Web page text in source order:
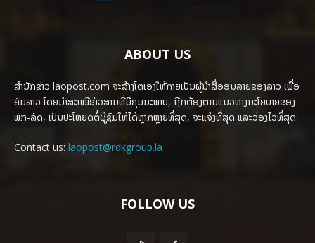
ABOUT US
ສຳນັກຂ່າວ laopost.com ຈະສ້າງໂຕເອງໃຫ້ກາຍເປັນຜູ້ນຳສື່ອອນລາຍຂອງລາວ ເພື່ອ
ຄົນລາວ ໂດຍນຳສະເໜີຂ່າວສານທີ່ມີຄຸນນະພາບ, ຖືກຕ້ອງຕາມແນວທາງນະໂຍບາຍຂອງ
ພັກ-ລັດ, ເປັນປະໂຫຍດຕໍ່ຜູ້ຊົມໃຫ້ໄດ້ຫຼາກຫຼາຍທີ່ສຸດ, ຈະແຈ້ງທີ່ສຸດ ແລະວ່ອງໄວທີ່ສຸດ.
Contact us: laopost@rdkgroup.la
FOLLOW US